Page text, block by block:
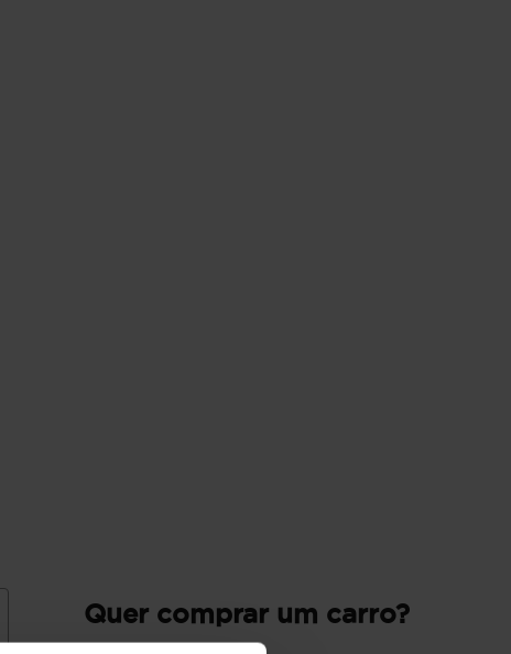
Quer comprar um carro?